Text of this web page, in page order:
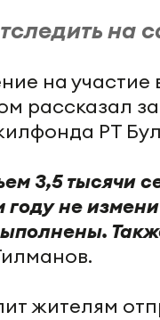
на
на
рассказал
РТ
3,5 тысячи
не
жителям